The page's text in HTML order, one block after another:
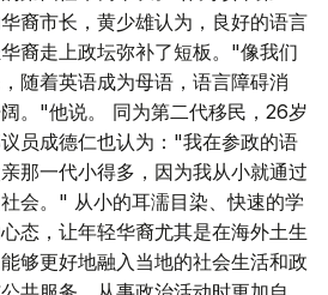
裔市长，黄少雄认为，良好的语言
裔走上政坛弥补了短板。"像我们
随着英语成为母语，语言障碍消
。"他说。 同为第二代移民，26岁
员成德仁也认为："我在参政的语
那一代小得多，因为我从小就通过
会。" 从小的耳濡目染、快速的学
态，让年轻华裔尤其是在海外土生
够更好地融入当地的社会生活和政